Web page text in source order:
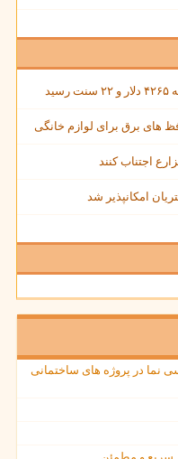
های برق برای لوازم خانگی
اجتناب کنند
امکانپذیر شد
نما در پروژه های ساختمانی